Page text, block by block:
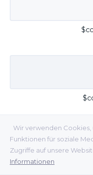
Wir verwenden Cookies,
Funktionen für soziale
Zugriffe auf unsere
Informationen